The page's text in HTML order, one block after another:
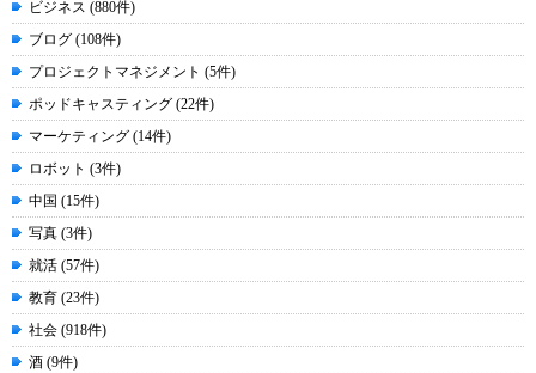
ビジネス (880件)
ブログ (108件)
プロジェクトマネジメント (5件)
ポッドキャスティング (22件)
マーケティング (14件)
ロボット (3件)
中国 (15件)
写真 (3件)
就活 (57件)
教育 (23件)
社会 (918件)
酒 (9件)